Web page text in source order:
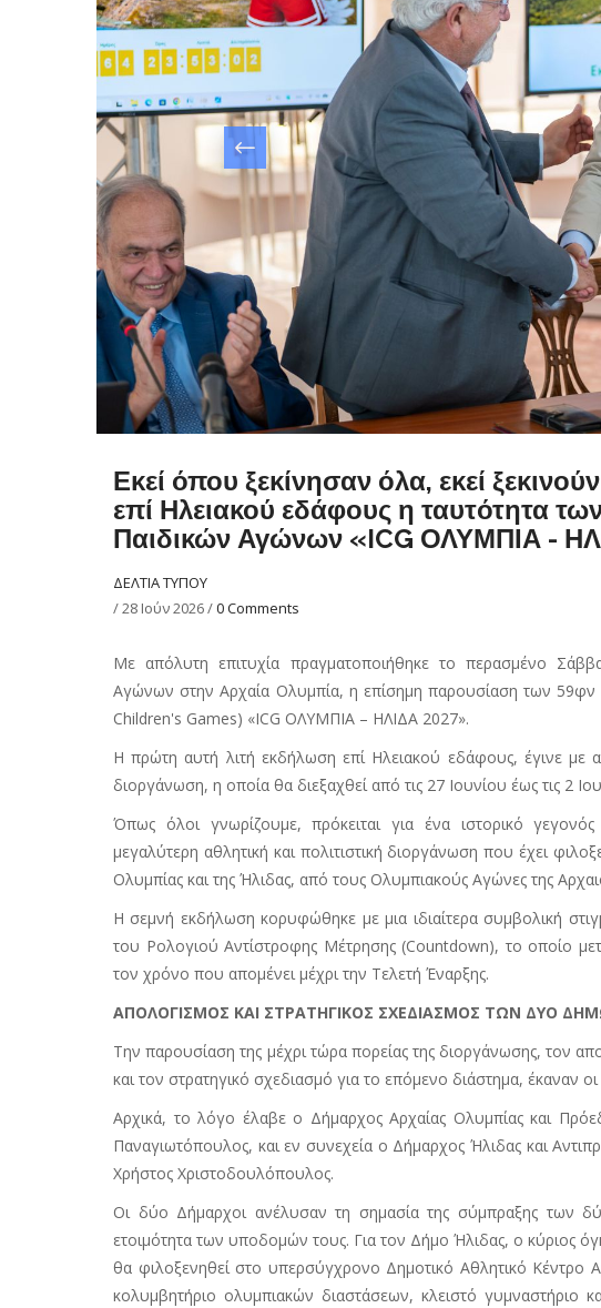
Εκεί όπου ξεκίνησαν όλα, εκεί
επί Ηλειακού εδάφους η ταυτότητα
Παιδικών Αγώνων «ICG ΟΛΥΜΠΙΑ -
ΔΕΛΤΙΑ ΤΥΠΟΥ
/28 Ιούν 2026/0 Comments
Με απόλυτη επιτυχία πραγματοποιήθηκε το περασμένο
Αγώνων στην Αρχαία Ολυμπία, η επίσημη παρουσίαση των
Children's Games) «ICG ΟΛΥΜΠΙΑ – ΗΛΙΔΑ 2027».
Η πρώτη αυτή λιτή εκδήλωση επί Ηλειακού εδάφους, έγινε
διοργάνωση, η οποία θα διεξαχθεί από τις 27 Ιουνίου έως τις 2
Όπως όλοι γνωρίζουμε, πρόκειται για ένα ιστορικό
μεγαλύτερη αθλητική και πολιτιστική διοργάνωση που έχει
Ολυμπίας και της Ήλιδας, από τους Ολυμπιακούς Αγώνες της
Η σεμνή εκδήλωση κορυφώθηκε με μια ιδιαίτερα συμβολική
του Ρολογιού Αντίστροφης Μέτρησης (Countdown), το οποίο
τον χρόνο που απομένει μέχρι την Τελετή Έναρξης.
ΑΠΟΛΟΓΙΣΜΟΣ ΚΑΙ ΣΤΡΑΤΗΓΙΚΟΣ ΣΧΕΔΙΑΣΜΟΣ ΤΩΝ ΔΥΟ
Την παρουσίαση της μέχρι τώρα πορείας της διοργάνωσης, τον
και τον στρατηγικό σχεδιασμό για το επόμενο διάστημα,
Αρχικά, το λόγο έλαβε ο Δήμαρχος Αρχαίας Ολυμπίας και
Παναγιωτόπουλος, και εν συνεχεία ο Δήμαρχος Ήλιδας και
Χρήστος Χριστοδουλόπουλος.
Οι δύο Δήμαρχοι ανέλυσαν τη σημασία της σύμπραξης των
ετοιμότητα των υποδομών τους. Για τον Δήμο Ήλιδας, ο κύριος
θα φιλοξενηθεί στο υπερσύγχρονο Δημοτικό Αθλητικό Κέντρο
κολυμβητήριο ολυμπιακών διαστάσεων, κλειστό γυμναστήριο